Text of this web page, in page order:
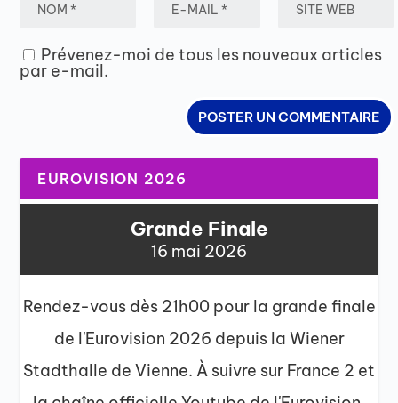
Prévenez-moi de tous les nouveaux articles
par e-mail.
EUROVISION 2026
Grande Finale
16 mai 2026
Rendez-vous dès 21h00 pour la grande finale
de l'Eurovision 2026 depuis la Wiener
Stadthalle de Vienne. À suivre sur France 2 et